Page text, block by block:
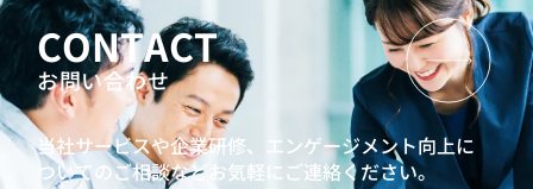
7つの習慣® for セールスパーソン
強みを認識して活用する、ストレングスワークショップ
リーダーシップ開発プログラム
インバスケット型研修
問題発見解決研修AIリテラシー向上研修
プロジェクトマネジメントワークショップ
30代向けキャリア研修：自分らしいライフキャリア形成と
CONTACT
お問い合わせ
当社サービスや企業研修、エンゲージメント向上に
ついてのご相談などお気軽にご連絡ください。